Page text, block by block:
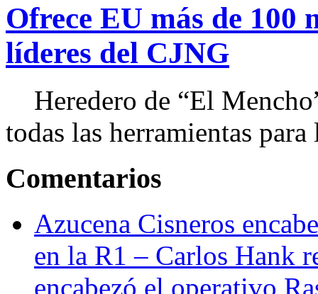
Ofrece EU más de 100
líderes del CJNG
Heredero de “El
todas las herramientas
Comentarios
Azucena Cisneros
en la R1 – Carlos Hank
encabezó el operativo